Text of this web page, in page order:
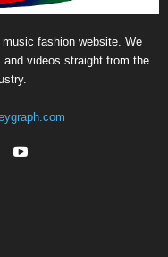
fashion website. We
videos straight from the